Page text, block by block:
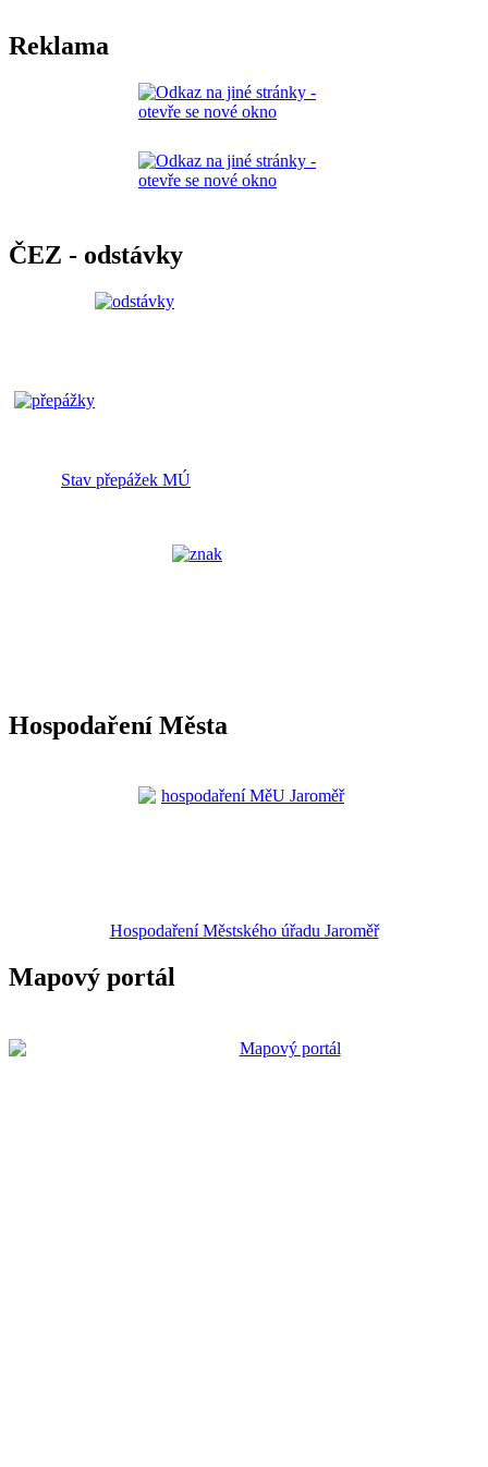
Reklama
ČEZ - odstávky
Stav přepážek MÚ
Hospodaření Města
Hospodaření Městského úřadu Jaroměř
Mapový portál